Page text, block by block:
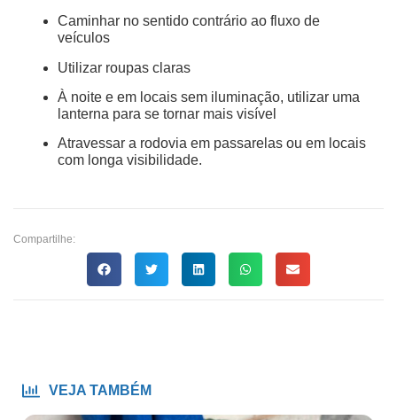
Caminhar no sentido contrário ao fluxo de
veículos
Utilizar roupas claras
À noite e em locais sem iluminação, utilizar uma
lanterna para se tornar mais visível
Atravessar a rodovia em passarelas ou em locais
com longa visibilidade.
Compartilhe:
VEJA TAMBÉM